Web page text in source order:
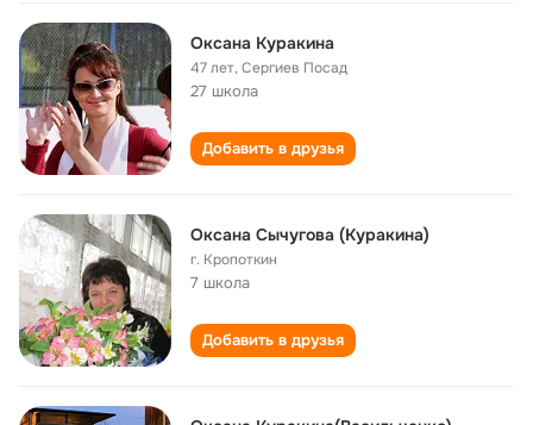
Оксана Куракина
47 лет,Сергиев Посад
27 школа
Добавить в друзья
Оксана Сычугова (Куракина)
г. Кропоткин
7 школа
Добавить в друзья